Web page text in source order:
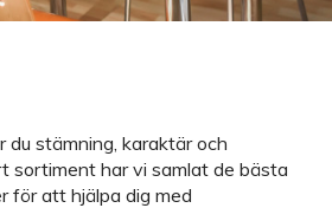
du stämning, karaktär och
sortiment har vi samlat de bästa
för att hjälpa dig med